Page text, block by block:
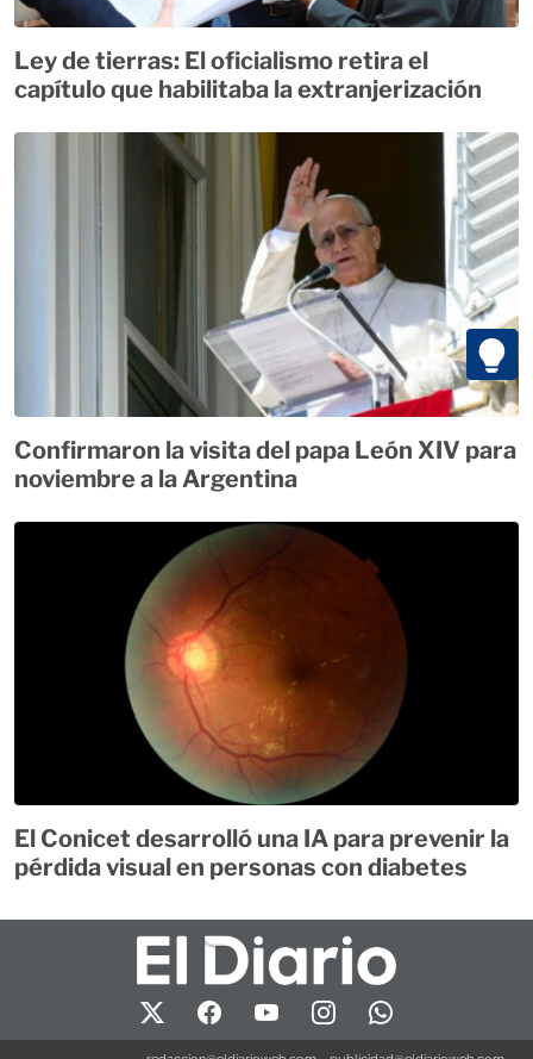
Ley de tierras: El oficialismo retira el
capítulo que habilitaba la extranjerización
Confirmaron la visita del papa León XIV para
noviembre a la Argentina
El Conicet desarrolló una IA para prevenir la
pérdida visual en personas con diabetes